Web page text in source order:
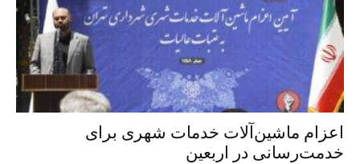
اعزام ماشین‌آلات خدمات شهری برای
خدمت‌رسانی در اربعین